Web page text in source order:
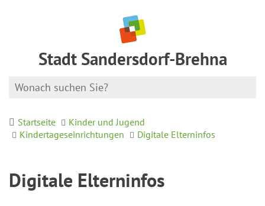
Stadt Sandersdorf-Brehna
Startseite
Kinder und Jugend
Kindertageseinrichtungen
Digitale Elterninfos
Digitale Elterninfos